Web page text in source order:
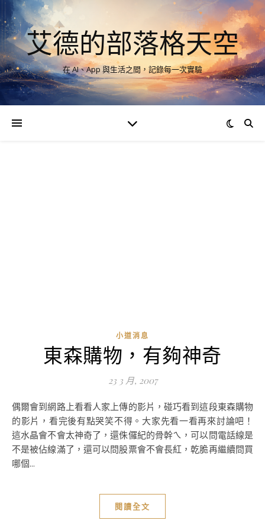
艾德的部落格天空
在 AI、App 與生活之間，記錄每一次實驗
小道消息
東森購物，有夠神奇
23 3 月, 2007
偶爾會到網路上看看人家上傳的影片，碰巧看到這段東森購物
的影片，看完後有點哭笑不得。大家先看一看再來討論吧！
這水晶會不會太神奇了，還侏儸紀的骨幹ㄟ，可以問電話線是
不是被佔線滿了，還可以問股票會不會長紅，乾脆再繼續問買
哪個...
閱讀全文